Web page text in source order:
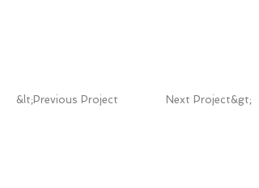
&lt;Previous Project Next Project&gt;